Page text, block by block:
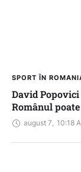
SPORT ÎN
David Popovici
Românul
august 7, 10:18